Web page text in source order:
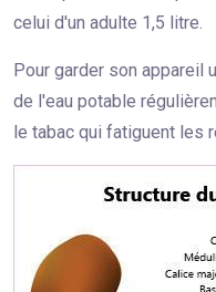
celui d'un adulte 1,5 litre.
Pour garder son appareil
de l'eau potable
le tabac qui fatiguent les